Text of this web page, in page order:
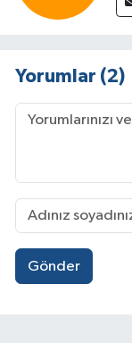
Yorumlar (2)
Gönder